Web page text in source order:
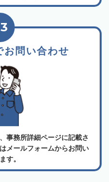
お問い合わせ
事務所詳細ページに記載さ
メールフォームからお問い
す。